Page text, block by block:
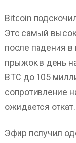
Bitcoin
Это самый
после падения
прыжок в день
BTC до 105
сопротивление
ожидается откат.
Эфир получил